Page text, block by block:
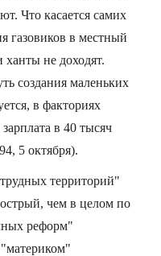
Что касается самих
газовиков в местный
не доходят.
создания маленьких
в факториях
в 40 тысяч
5 октября).
территорий"
острый, чем в целом по
реформ"